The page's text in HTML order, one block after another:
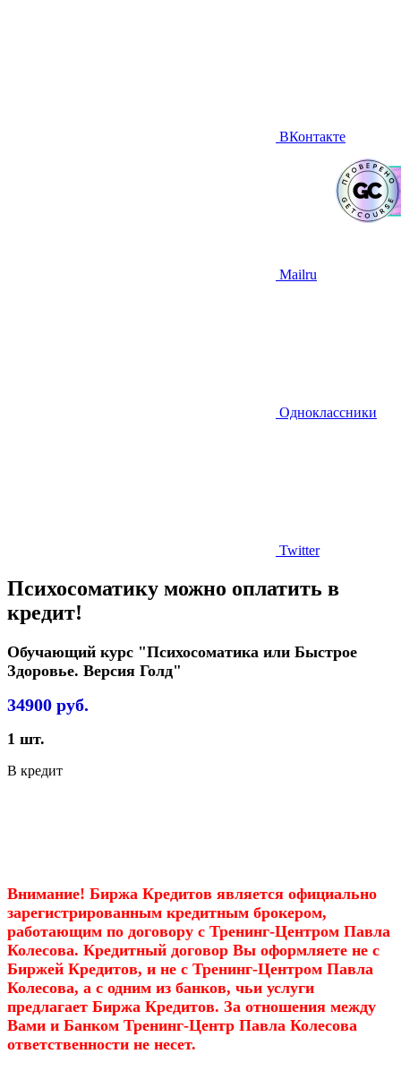
ВКонтакте
Mailru
Одноклассники
Twitter
Психосоматику можно оплатить в
кредит!
Обучающий курс "Психосоматика или Быстрое
Здоровье. Версия Голд"
34900 руб.
1 шт.
В кредит
Внимание! Биржа Кредитов является официально
зарегистрированным кредитным брокером,
работающим по договору с Тренинг-Центром Павла
Колесова. Кредитный договор Вы оформляете не с
Биржей Кредитов, и не с Тренинг-Центром Павла
Колесова, а с одним из банков, чьи услуги
предлагает Биржа Кредитов. За отношения между
Вами и Банком Тренинг-Центр Павла Колесова
ответственности не несет.